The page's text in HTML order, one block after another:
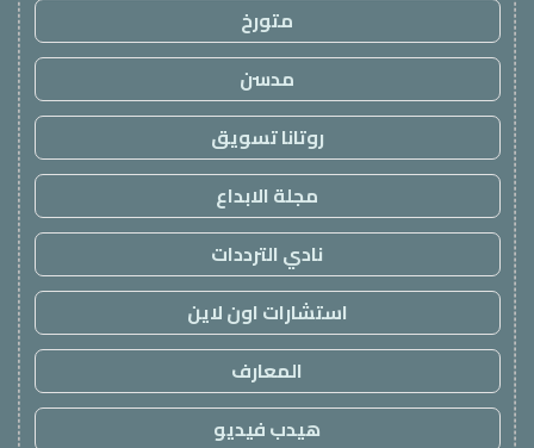
متورخ
مدسن
روتانا تسويق
مجلة الابداع
نادي الترددات
استشارات اون لاين
المعارف
هيدب فيديو